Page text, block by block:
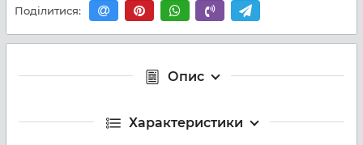
Поділитися:
Опис
Характеристики